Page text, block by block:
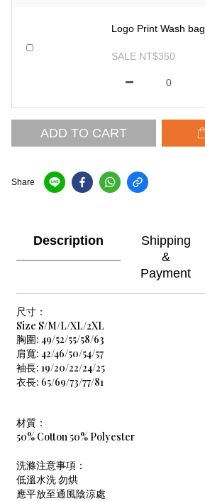
Logo Print Wash bag
SALE NT$350
ADD TO CART
Share
Description
Shipping
&
Payment
尺寸：
Size S/M/L/XL/2XL
胸圍: 49/52/55/58/63
肩寬: 42/46/50/54/57
袖長: 19/20/22/24/25
衣長: 65/69/73/77/81
材質：
50% Cotton 50% Polyester
洗滌注意事項：
低溫水洗勿烘
應平放至通風陰涼處